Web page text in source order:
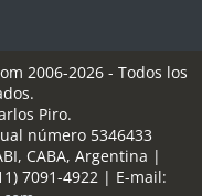
2006-2026 - Todos los
Piro.
número 5346433
, CABA, Argentina |
7091-4922 | E-mail: